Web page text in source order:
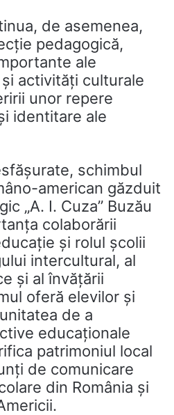
de asemenea,
pedagogică,
ale
activități culturale
unor repere
identitare ale
schimbul
american găzduit
„A. I. Cuza” Buzău
colaborării
și rolul școlii
intercultural, al
și al învățării
oferă elevilor și
de a
educaționale
patrimoniul local
de comunicare
din România și